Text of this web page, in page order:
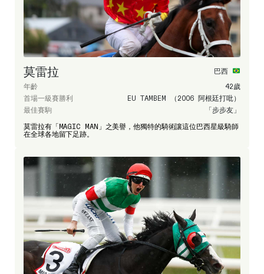
莫雷拉
巴西
年齡
42歲
首場一級賽勝利
EU TAMBEM （2006 阿根廷打吡）
最佳賽駒
「步步友」
莫雷拉有「MAGIC MAN」之美譽，他獨特的騎術讓這位巴西星級騎師
在全球各地留下足跡。